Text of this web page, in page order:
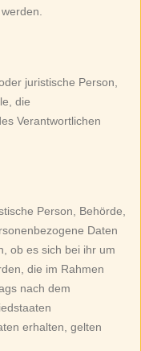
juristische Person,
die
Verantwortlichen
Person, Behörde,
Daten
ob es sich bei ihr um
die im Rahmen
nach dem
erhalten, gelten